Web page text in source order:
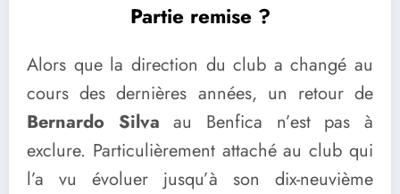
Partie remise ?
Alors que la direction du club a changé au
cours des dernières années, un retour de
Bernardo Silva au Benfica n’est pas à
exclure. Particulièrement attaché au club qui
l’a vu évoluer jusqu’à son dix-neuvième